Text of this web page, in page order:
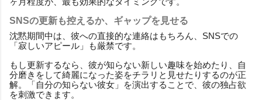
SNSの更新も控えるか、ギャップを見せる
沈黙期間中は、彼への直接的な連絡はもちろん、SNSでの
「寂しいアピール」も厳禁です。
もし更新するなら、彼が知らない新しい趣味を始めたり、自
分磨きをして綺麗になった姿をチラリと見せたりするのが正
解。「自分の知らない彼女」を演出することで、彼の独占欲
を刺激できます。